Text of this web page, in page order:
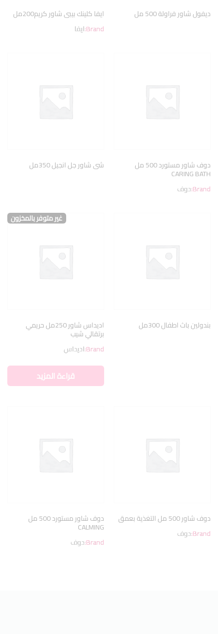
ديفول شاور فراولة 500 مل
ايفا كلينك بيبى شاور كريم200مل
Brand:ايفا
دوف شاور مستورد 500 مل
CARING BATH
Brand:دوف
شى شاور جل انجيل 350مل
بندولين باث اطفال 300مل
غير متوفر بالمخزون
اديداس شاور 250مل حريمي
برتقالي شيب
Brand:اديداس
قراءة المزيد
دوف شاور 500 مل التغذية بعمق
Brand:دوف
دوف شاور مستورد 500 مل
CALMING
Brand:دوف